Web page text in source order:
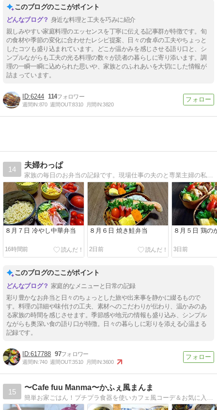
このブログのここがポイント
身近な料理と工夫を巧みに紹介
親しみやすい家庭料理のエッセンスを丁寧に伝える記事群が特徴です。旬
の食材や季節の変化に合わせたレシピ提案、日々の食卓の工夫やちょっと
したコツも盛り込まれています。どこか温かみを感じさせる語り口と、シ
ンプルながらも工夫の光る料理の数々が読者の暮らしに寄り添います。調
理の一瞬一瞬に込められた思いや、家族とのふれあいを大切にした情報が
詰まっています。
6244 114
週間IN:870 週間OUT:8310 月間IN:3820
14
夫婦わっぱ
８月７日 冷やし中華弁当
16時間前
８月６日 焼き鮭弁当
2日前
８月５日 鶏の
3日前
このブログのここがポイント
家庭的なメニューと日常の記録
彩り豊かなお弁当と日々のちょっとした旅や出来事を静かに綴るもので
す。料理の詳細や味付けの工夫、素材へのこだわりが伝わり、温かみのあ
る家族の時間を感じさせます。季節感や地元の情報も盛り込み、シンプル
ながらも奥深い食の語り口が特徴。日々の暮らしに彩りを添える心温まる
記録です。
617788 97
週間IN:740 週間OUT:3510 月間IN:3600
15
〜Cafe fuu Manma〜かふぇ風まんま